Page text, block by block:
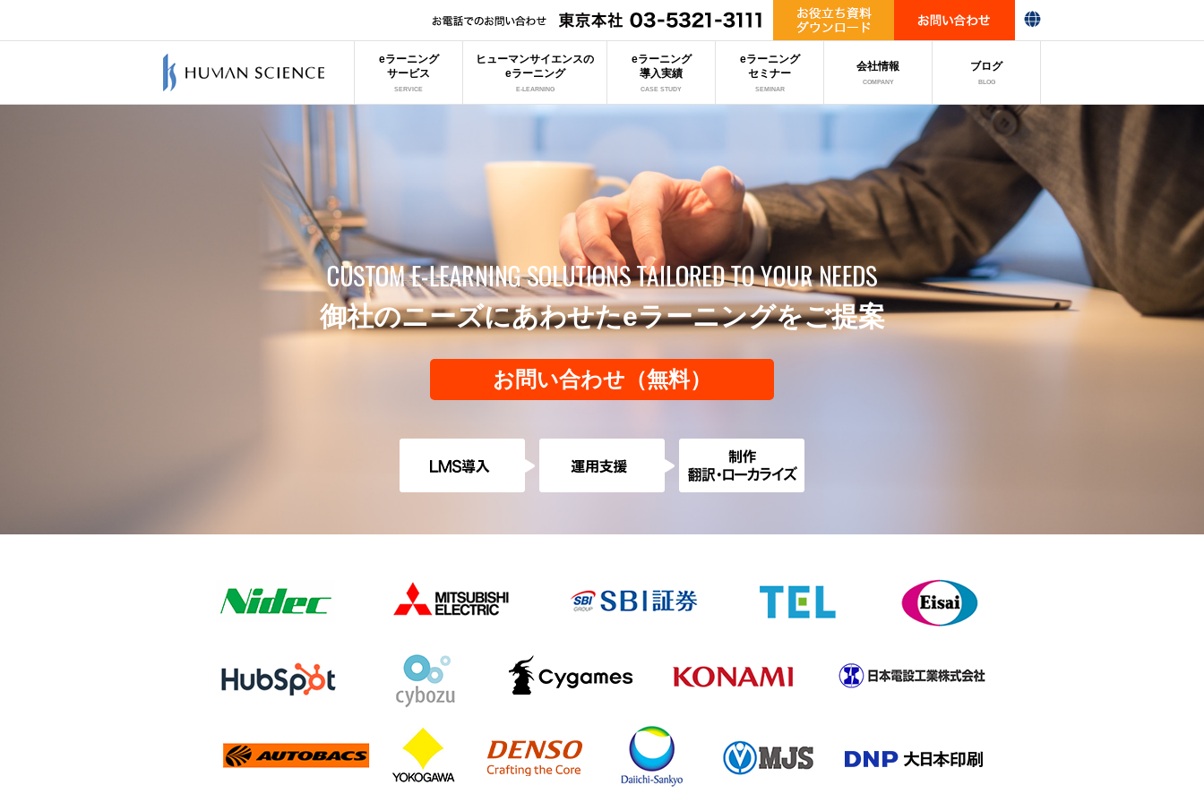
eラーニング
サービス
SERVICE
ヒューマンサイエンスの
eラーニング
E-LEARNING
eラーニング
導入実績
CASE STUDY
eラーニング
セミナー
SEMINAR
会社情報
COMPANY
ブログ
BLOG
御社のニーズにあわせたeラーニングをご提案
お問い合わせ（無料）